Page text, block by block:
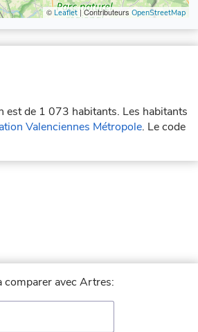
© Leaflet | Contributeurs OpenStreetMap
est de 1 073 habitants. Les habitants
Valenciennes Métropole. Le code
comparer avec Artres: